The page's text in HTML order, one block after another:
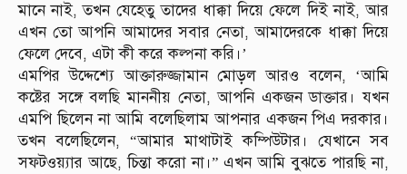
মানে নাই, তখন যেহেতু তাদের ধাক্কা দিয়ে ফেলে দিই নাই, আর
এখন তো আপনি আমাদের সবার নেতা, আমাদেরকে ধাক্কা দিয়ে
ফেলে দেবে, এটা কী করে কল্পনা করি।’
এমপির উদ্দেশ্যে আক্তারুজ্জামান মোড়ল আরও বলেন, ‘আমি
কষ্টের সঙ্গে বলছি মাননীয় নেতা, আপনি একজন ডাক্তার। যখন
এমপি ছিলেন না আমি বলেছিলাম আপনার একজন পিএ দরকার।
তখন বলেছিলেন, “আমার মাথাটাই কম্পিউটার। যেখানে সব
সফটওয়্যার আছে, চিন্তা করো না।” এখন আমি বুঝতে পারছি না,